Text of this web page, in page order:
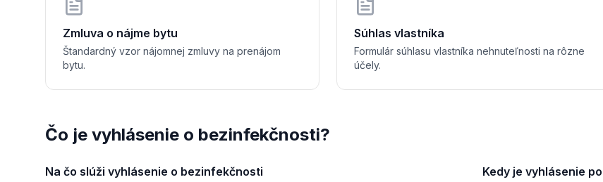
............................................................
            Zákonný zástupca
Zmluva o nájme bytu
Štandardný vzor nájomnej zmluvy na prenájom
bytu.
Súhlas vlastníka
Formulár súhlasu vlastníka nehnuteľnosti na rôzne
účely.
Čo je vyhlásenie o bezinfekčnosti?
Na čo slúži vyhlásenie o bezinfekčnosti Kedy je vyhlásenie